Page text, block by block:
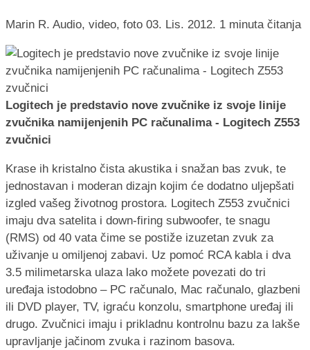
Marin R. Audio, video, foto 03. Lis. 2012. 1 minuta čitanja
Logitech je predstavio nove zvučnike iz svoje linije
zvučnika namijenjenih PC računalima - Logitech Z553
zvučnici
Krase ih kristalno čista akustika i snažan bas zvuk, te
jednostavan i moderan dizajn kojim će dodatno uljepšati
izgled vašeg životnog prostora. Logitech Z553 zvučnici
imaju dva satelita i down-firing subwoofer, te snagu
(RMS) od 40 vata čime se postiže izuzetan zvuk za
uživanje u omiljenoj zabavi. Uz pomoć RCA kabla i dva
3.5 milimetarska ulaza lako možete povezati do tri
uređaja istodobno – PC računalo, Mac računalo, glazbeni
ili DVD player, TV, igraću konzolu, smartphone uređaj ili
drugo. Zvučnici imaju i prikladnu kontrolnu bazu za lakše
upravljanje jačinom zvuka i razinom basova.